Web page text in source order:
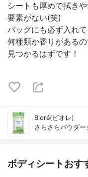
シートも厚めで拭き
要素がない(笑)
バッグにも必ず入れて
何種類か香りがある
見つかるはずです！
Bioré(ビオレ)
さらさらパウダー
ボディシートおす